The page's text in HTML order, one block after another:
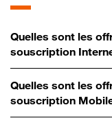
Quelles sont les
souscription
Quelles sont les
souscription